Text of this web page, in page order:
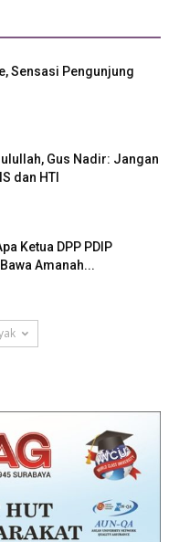
Sensasi Pengunjung
Gus Nadir: Jangan
dan HTI
Ketua DPP PDIP
Amanah...